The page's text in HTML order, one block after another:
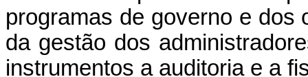
programas de governo e dos
da gestão dos
instrumentos a auditoria e a